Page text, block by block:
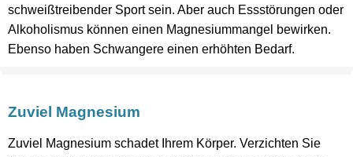
schweißtreibender Sport sein. Aber auch Essstörungen oder
Alkoholismus können einen Magnesiummangel bewirken.
Ebenso haben Schwangere einen erhöhten Bedarf.
Zuviel Magnesium
Zuviel Magnesium schadet Ihrem Körper. Verzichten Sie